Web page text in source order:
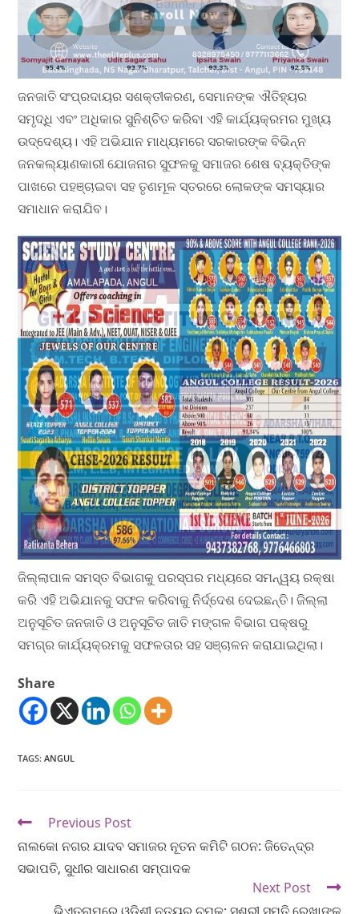
ଜନଜାତି ସଂପ୍ରଦାୟର ସଶକ୍ତୀକରଣ, ସେମାନଙ୍କ ଐତିହ୍ୟର
ସମୃଦ୍ଧି ଏବଂ ଅଧିକାର ସୁନିଶ୍ଚିତ କରିବା ଏହି କାର୍ଯ୍ୟକ୍ରମର ମୁଖ୍ୟ
ଉଦ୍ଦେଶ୍ୟ। ଏହି ଅଭିଯାନ ମାଧ୍ୟମରେ ସରକାରଙ୍କ ବିଭିନ୍ନ
ଜନକଲ୍ୟାଣକାରୀ ଯୋଜନାର ସୁଫଳକୁ ସମାଜର ଶେଷ ବ୍ୟକ୍ତିଙ୍କ
ପାଖରେ ପହଞ୍ଚାଇବା ସହ ତୃଣମୂଳ ସ୍ତରରେ ଲୋକଙ୍କ ସମସ୍ୟାର
ସମାଧାନ କରାଯିବ।
ଜିଲ୍ଲାପାଳ ସମସ୍ତ ବିଭାଗକୁ ପରସ୍ପର ମଧ୍ୟରେ ସମନ୍ୱୟ ରକ୍ଷା
କରି ଏହି ଅଭିଯାନକୁ ସଫଳ କରିବାକୁ ନିର୍ଦ୍ଦେଶ ଦେଇଛନ୍ତି। ଜିଲ୍ଲା
ଅନୁସୂଚିତ ଜନଜାତି ଓ ଅନୁସୂଚିତ ଜାତି ମଙ୍ଗଳ ବିଭାଗ ପକ୍ଷରୁ
ସମଗ୍ର କାର୍ଯ୍ୟକ୍ରମକୁ ସଫଳତାର ସହ ସଞ୍ଚାଳନ କରାଯାଇଥିଲା।
Share
TAGS:ANGUL
Previous Post
ନାଲକୋ ନଗର ଯାଦବ ସମାଜର ନୂତନ କମିଟି ଗଠନ: ଜିତେନ୍ଦ୍ର
ସଭାପତି, ସୁଧୀର ସାଧାରଣ ସମ୍ପାଦକ
Next Post
ଭିଏତନାମରେ ଓଡ଼ିଶୀ ନୃତ୍ୟର ଚମକ: ସୁଶ୍ରୀ ସ୍ମୃତି ରେଖାଙ୍କୁ